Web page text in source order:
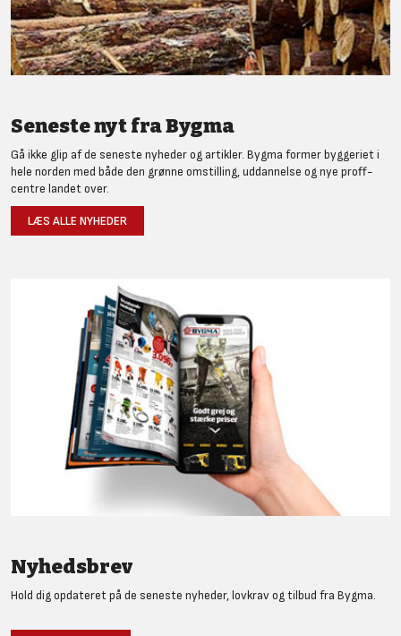
Seneste nyt fra Bygma
Gå ikke glip af de seneste nyheder og artikler. Bygma former byggeriet i
hele norden med både den grønne omstilling, uddannelse og nye proff-
centre landet over.
LÆS ALLE NYHEDER
Nyhedsbrev
Hold dig opdateret på de seneste nyheder, lovkrav og tilbud fra Bygma.